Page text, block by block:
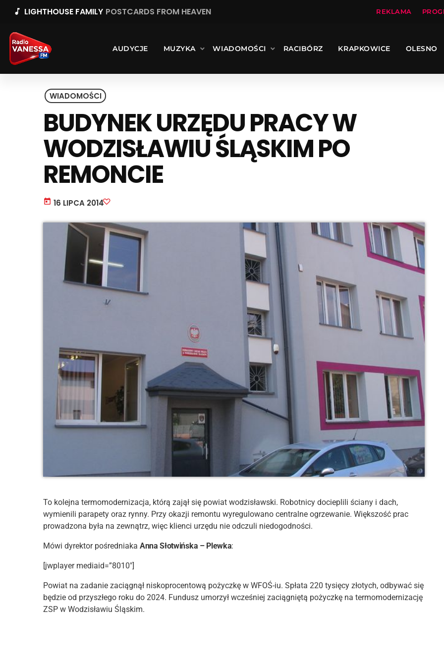
music_note LIGHTHOUSE FAMILY POSTCARDS FROM HEAVEN REKLAMA
AUDYCJE MUZYKA WIADOMOŚCI RACIBÓRZ KRAPKOWICE OLESNO
WIADOMOŚCI
BUDYNEK URZĘDU PRACY W
WODZISŁAWIU ŚLĄSKIM PO
REMONCIE
today 16 LIPCA 2014
To kolejna termomodernizacja, którą zajął się powiat wodzisławski. Robotnicy docieplili ściany i dach,
wymienili parapety oraz rynny. Przy okazji remontu wyregulowano centralne ogrzewanie. Większość prac
prowadzona była na zewnątrz, więc klienci urzędu nie odczuli niedogodności.
Mówi dyrektor pośredniaka Anna Słotwińska – Plewka:
[jwplayer mediaid=”8010″]
Powiat na zadanie zaciągnął niskoprocentową pożyczkę w WFOŚ-iu. Spłata 220 tysięcy złotych, odbywać się
będzie od przyszłego roku do 2024. Fundusz umorzył wcześniej zaciągniętą pożyczkę na termomodernizację
ZSP w Wodzisławiu Śląskim.